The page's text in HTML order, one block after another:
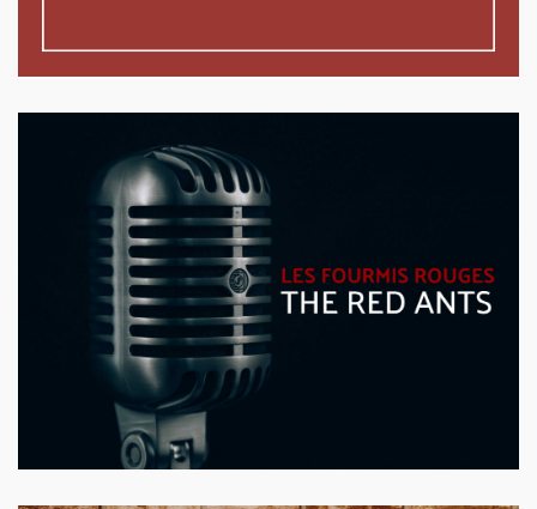
Les fourmis rouges / the red ants